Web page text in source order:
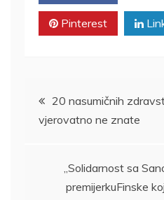
Pinterest
Kretanje
članka
20 nasumičnih
vjerovatno ne znate
„Solidarnost sa
premijerkuFinske